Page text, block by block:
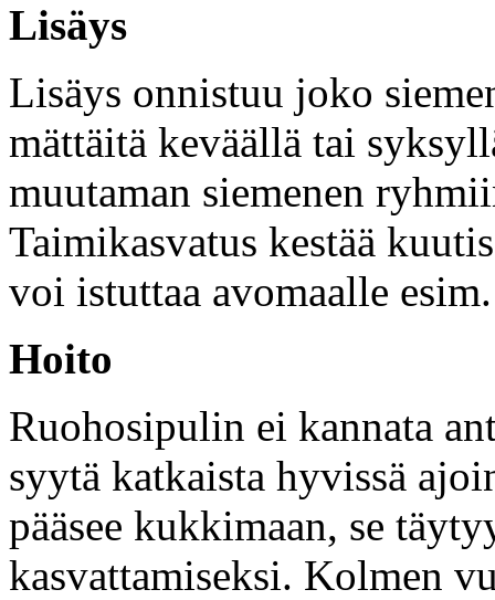
Lisäys
Lisäys onnistuu joko
mättäitä keväällä tai
muutaman siemenen
Taimikasvatus kestää
voi istuttaa avomaalle
Hoito
Ruohosipulin ei kannata
syytä katkaista hyvissä
pääsee kukkimaan, se
kasvattamiseksi. Kolmen